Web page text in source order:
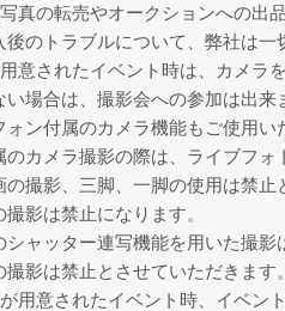
真の転売やオークションへの出
のトラブルについて、弊社は一
意されたイベント時は、カメラ
場合は、撮影会への参加は出来
ォン付属のカメラ機能もご使用い
のカメラ撮影の際は、ライブフ
の撮影、三脚、一脚の使用は禁止
影は禁止になります。
シャッター連写機能を用いた撮影
撮影は禁止とさせていただきます。
用意されたイベント時、イベン